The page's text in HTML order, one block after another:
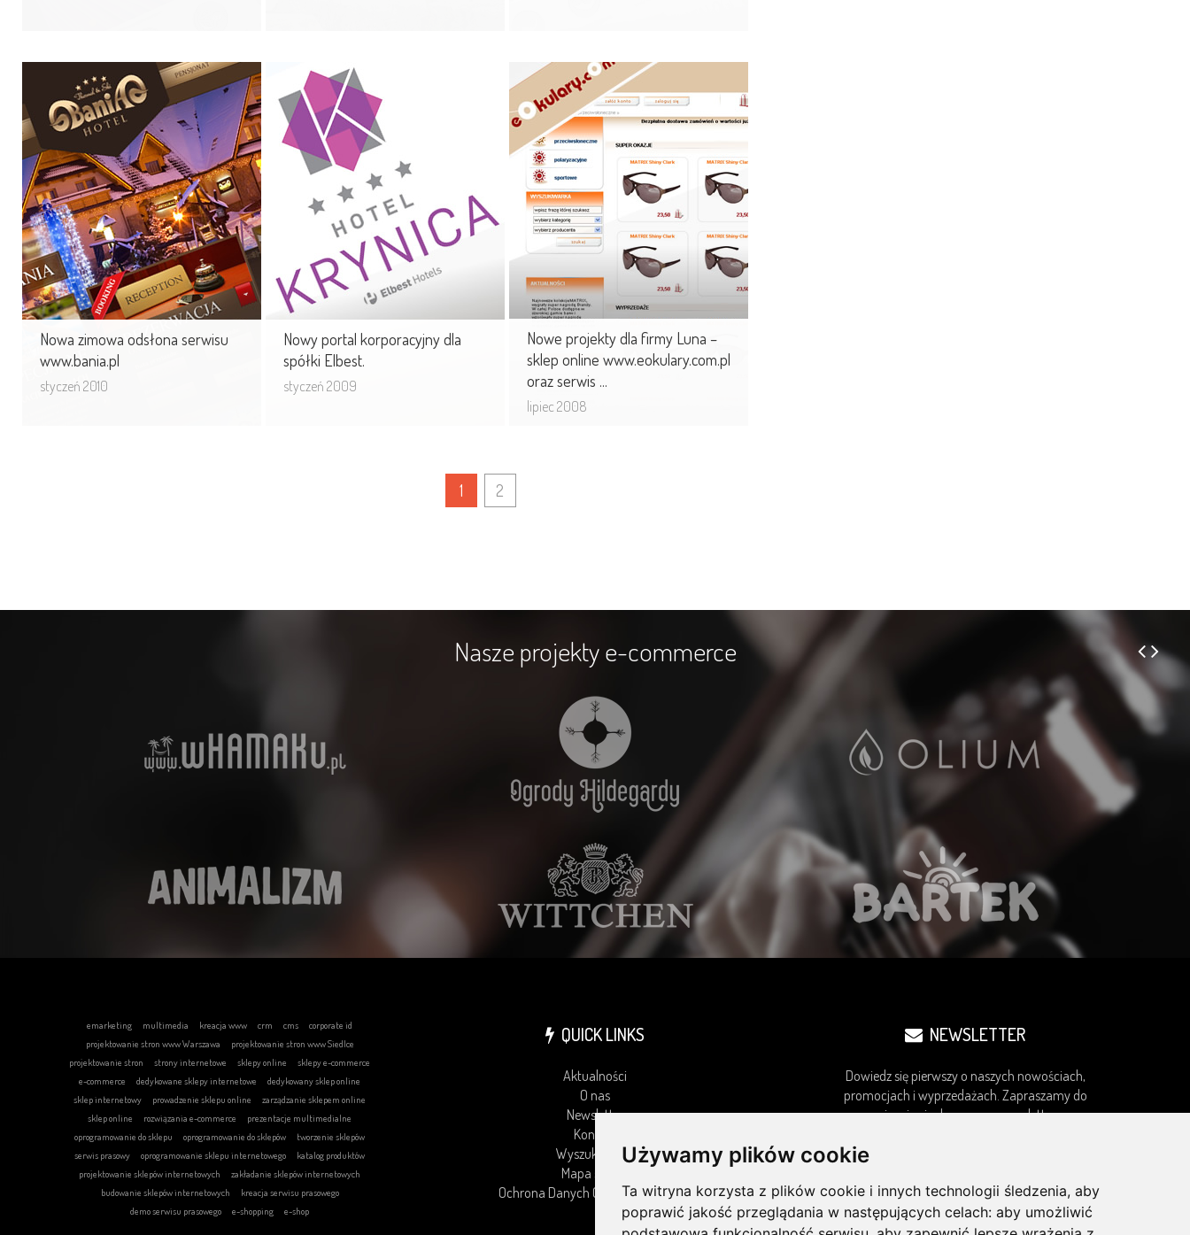
Używamy plików cookie
Ta witryna korzysta z plików cookie i innych technologii śledzenia, aby
poprawić jakość przeglądania w następujących celach: aby umożliwić
Nowa zimowa odsłona serwisu
www.bania.pl
styczeń 2010
Nowa zimowa odsłona
serwisu www.bania.pl
Bania w Białce Tatrzańskiej każdego
roku zaskakuje nowymi atrakcjami,
wciąż rozbudowując swoją ofertę.
Po raz ...
Nowy portal korporacyjny dla
spółki Elbest.
styczeń 2009
Nowy portal korporacyjny
dla spółki Elbest.
Cały projekt obejmował wykonanie
serwisu głównego www.elbest.pl
oraz 6 podserwisów w ramach
obszarów ...
Nowe projekty dla firmy Luna –
sklep online www.eokulary.com.pl
oraz serwis ...
lipiec 2008
Nowe projekty dla firmy
Luna – sklep online
www.eokulary.com.pl ...
Serwis www stanowi źródło
informacji o firmie, kolekcjach oraz
katalog produktów, który
jednocześnie tworzy bazę ...
1 2
Nasze projekty e-commerce
emarketing multimedia kreacja www crm cms
corporate id
projektowanie stron www Warszawa
projektowanie stron www Siedlce
projektowanie stron
strony internetowe sklepy online
sklepy e-commerce
e-commerce
dedykowane sklepy internetowe
dedykowany sklep online
sklep internetowy
prowadzenie sklepu online
zarządzanie sklepem online
sklep online
rozwiązania e-commerce
prezentacje multimedialne
oprogramowanie do sklepu
oprogramowanie do sklepów
tworzenie sklepów
serwis prasowy
oprogramowanie sklepu internetowego
katalog produktów
projektowanie sklepów internetowych
zakładanie sklepów internetowych
budowanie sklepów internetowych
kreacja serwisu prasowego
demo serwisu prasowego
e-shopping e-shop
QUICK LINKS
Aktualności
O nas
Newsletter
Kontakt
Wyszukiwarka
Mapa strony
Ochrona Danych Osobowych (ODO)
NEWSLETTER
Dowiedz się pierwszy o naszych nowościach,
promocjach i wyprzedażach. Zapraszamy do
zapisania się do naszego newslettera.
ZAPISZ